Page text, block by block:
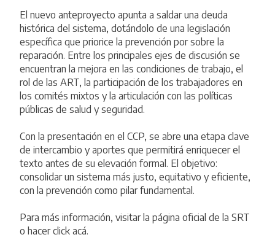
El nuevo anteproyecto apunta a saldar una deuda
histórica del sistema, dotándolo de una legislación
específica que priorice la prevención por sobre la
reparación. Entre los principales ejes de discusión se
encuentran la mejora en las condiciones de trabajo, el
rol de las ART, la participación de los trabajadores en
los comités mixtos y la articulación con las políticas
públicas de salud y seguridad.
Con la presentación en el CCP, se abre una etapa clave
de intercambio y aportes que permitirá enriquecer el
texto antes de su elevación formal. El objetivo:
consolidar un sistema más justo, equitativo y eficiente,
con la prevención como pilar fundamental.
Para más información, visitar la página oficial de la SRT
o hacer click acá.